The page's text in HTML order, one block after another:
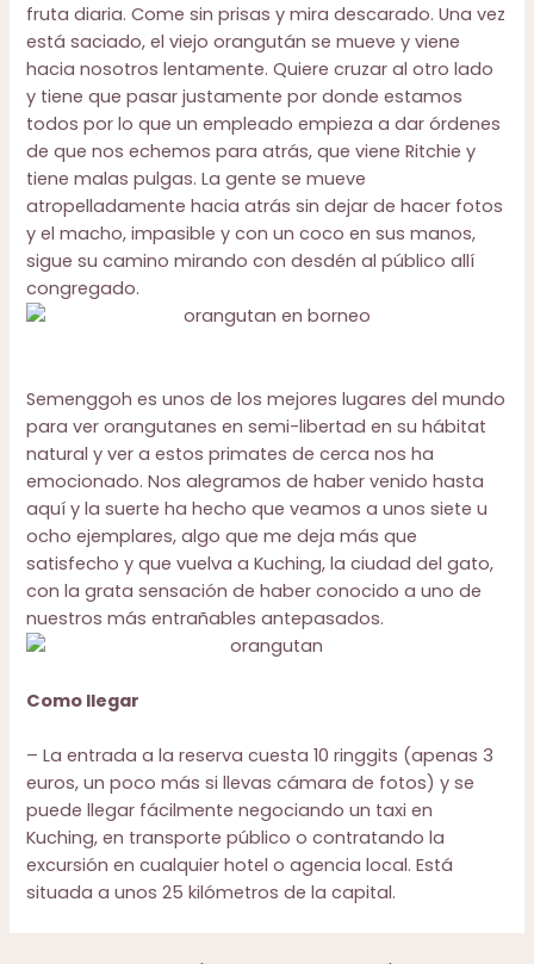
fruta diaria. Come sin prisas y mira descarado. Una vez
está saciado, el viejo orangután se mueve y viene
hacia nosotros lentamente. Quiere cruzar al otro lado
y tiene que pasar justamente por donde estamos
todos por lo que un empleado empieza a dar órdenes
de que nos echemos para atrás, que viene Ritchie y
tiene malas pulgas. La gente se mueve
atropelladamente hacia atrás sin dejar de hacer fotos
y el macho, impasible y con un coco en sus manos,
sigue su camino mirando con desdén al público allí
congregado.
Semenggoh es unos de los mejores lugares del mundo
para ver orangutanes en semi-libertad en su hábitat
natural y ver a estos primates de cerca nos ha
emocionado. Nos alegramos de haber venido hasta
aquí y la suerte ha hecho que veamos a unos siete u
ocho ejemplares, algo que me deja más que
satisfecho y que vuelva a Kuching, la ciudad del gato,
con la grata sensación de haber conocido a uno de
nuestros más entrañables antepasados.
Como llegar
– La entrada a la reserva cuesta 10 ringgits (apenas 3
euros, un poco más si llevas cámara de fotos) y se
puede llegar fácilmente negociando un taxi en
Kuching, en transporte público o contratando la
excursión en cualquier hotel o agencia local. Está
situada a unos 25 kilómetros de la capital.